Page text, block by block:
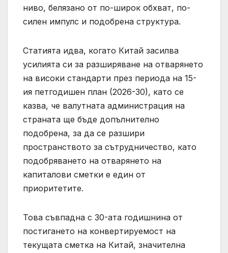
ниво, белязано от по-широк обхват, по-
силен импулс и подобрена структура.
Статията идва, когато Китай засилва
усилията си за разширяване на отварянето
на високи стандарти през периода на 15-
ия петгодишен план (2026-30), като се
казва, че валутната администрация на
страната ще бъде допълнително
подобрена, за да се разшири
пространството за сътрудничество, като
подобряването на отварянето на
капиталови сметки е един от
приоритетите.
Това съвпадна с 30-ата годишнина от
постигането на конвертируемост на
текущата сметка на Китай, значителна